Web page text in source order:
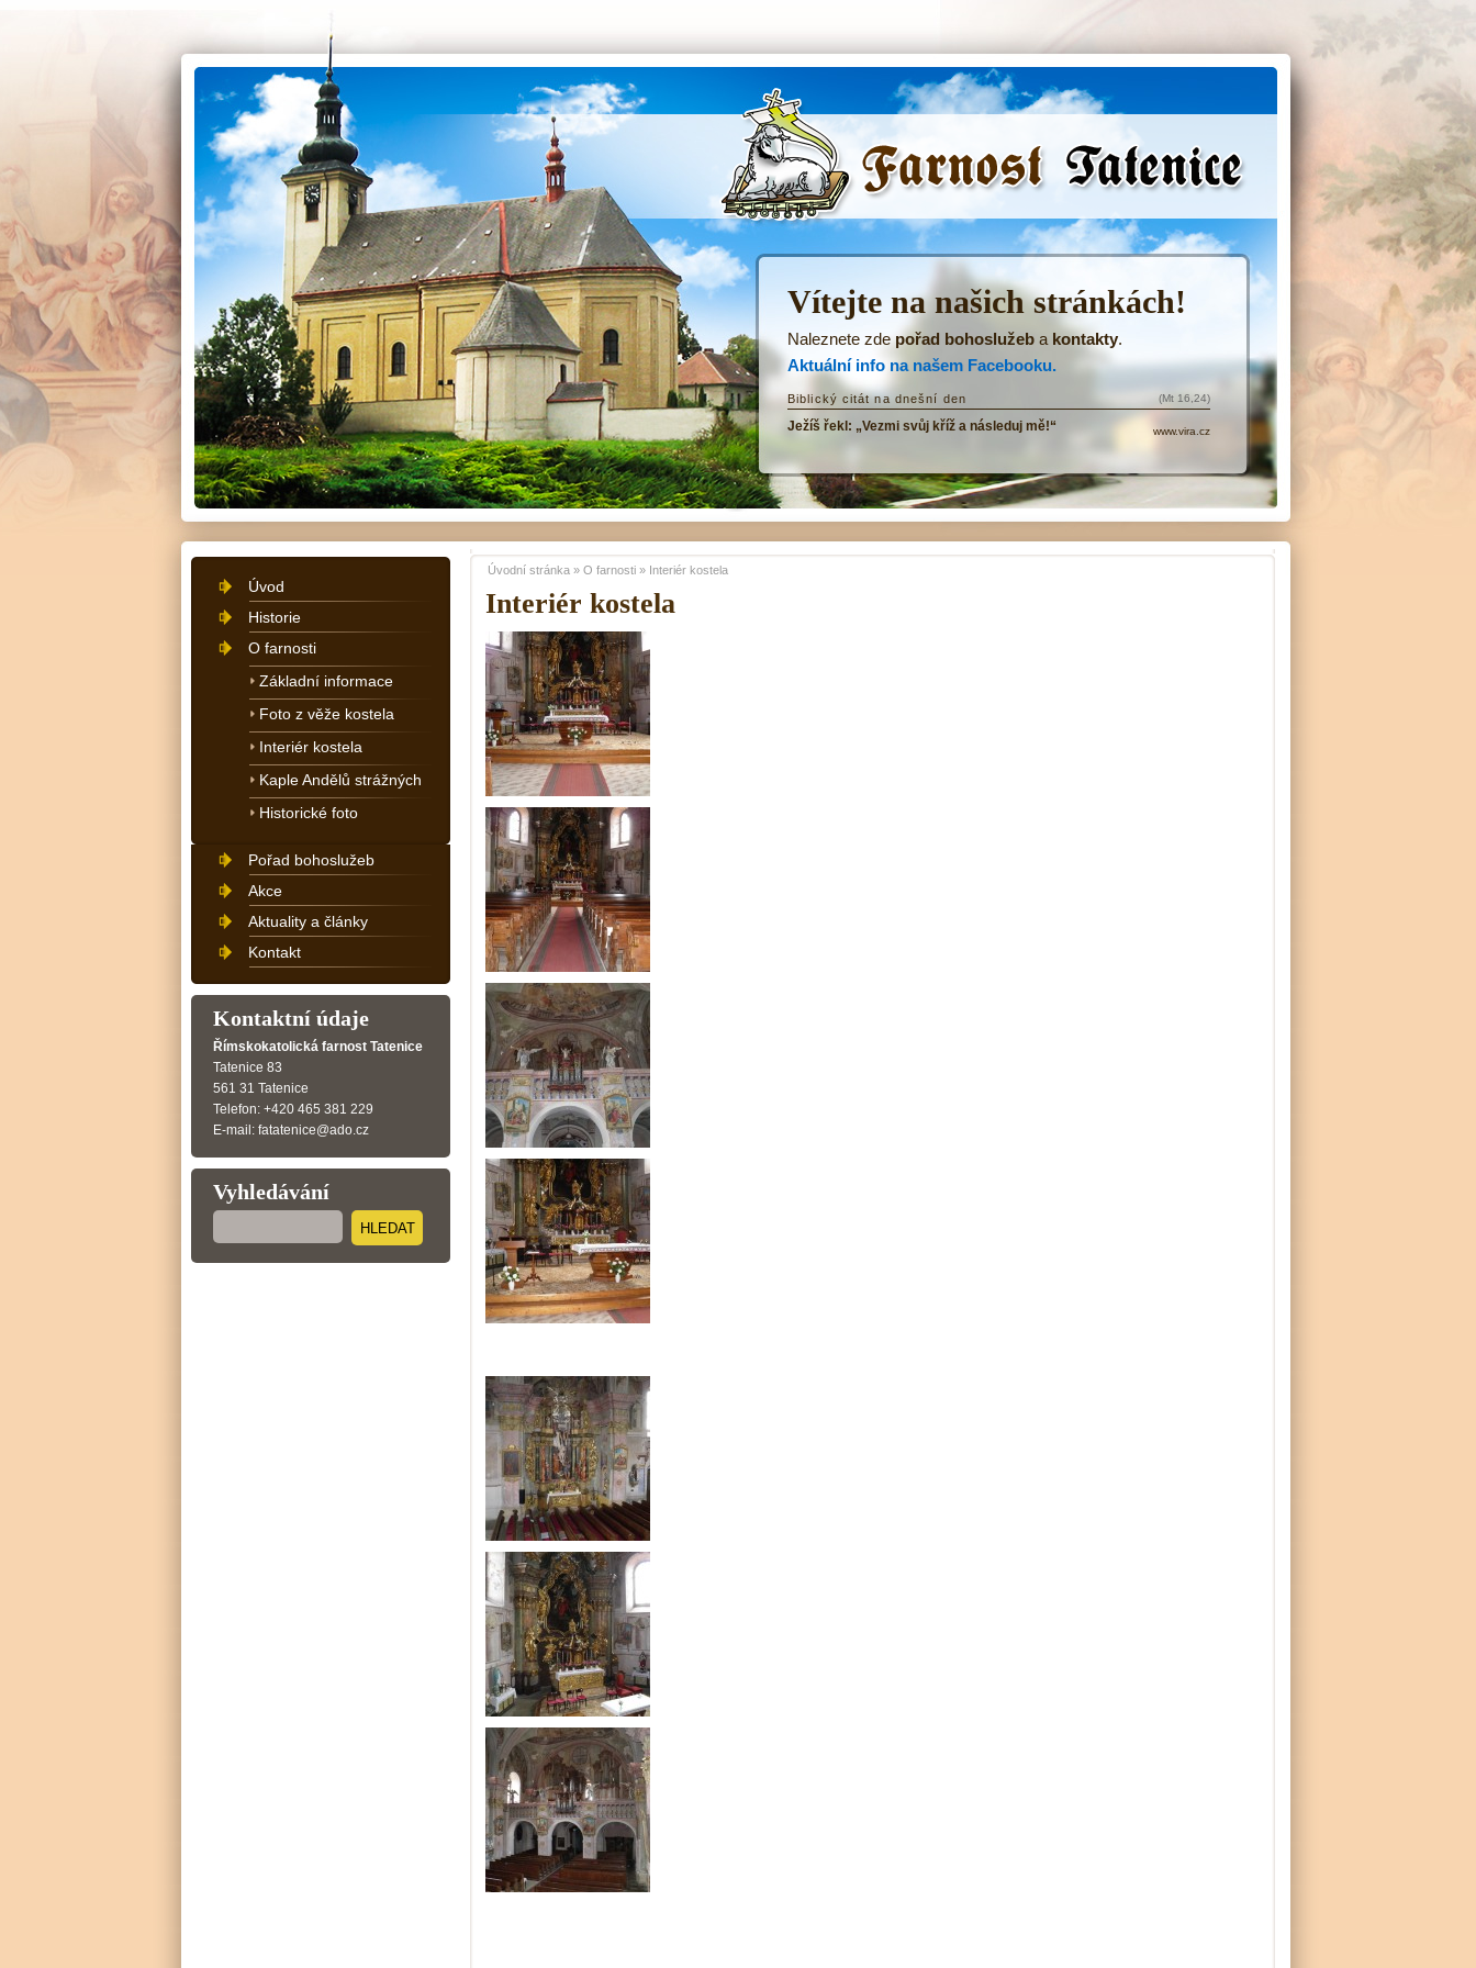
ŘKF Tatenice -
Interiér kostela
Úvodní stránka » O farnosti » Interiér kostela
Úvod
Historie
O farnosti
Základní informace
Foto z věže kostela
Interiér kostela
Kaple Andělů strážných
Historické foto
Pořad bohoslužeb
Akce
Aktuality a články
Kontakt
Kontaktní údaje
Římskokatolická farnost Tatenice
Tatenice 83
561 31 Tatenice
Telefon: +420 465 381 229
E-mail: fatatenice@ado.cz
Vyhledávání
HLEDAT
Vítejte na našich stránkách!
Naleznete zdepořad bohoslužeb a kontakty.
Aktuální info na našem Facebooku.
Biblický citát na dnešní den
Ježíš řekl: „Vezmi svůj kříž a následuj mě!“
(Mt 16,24)
www.vira.cz